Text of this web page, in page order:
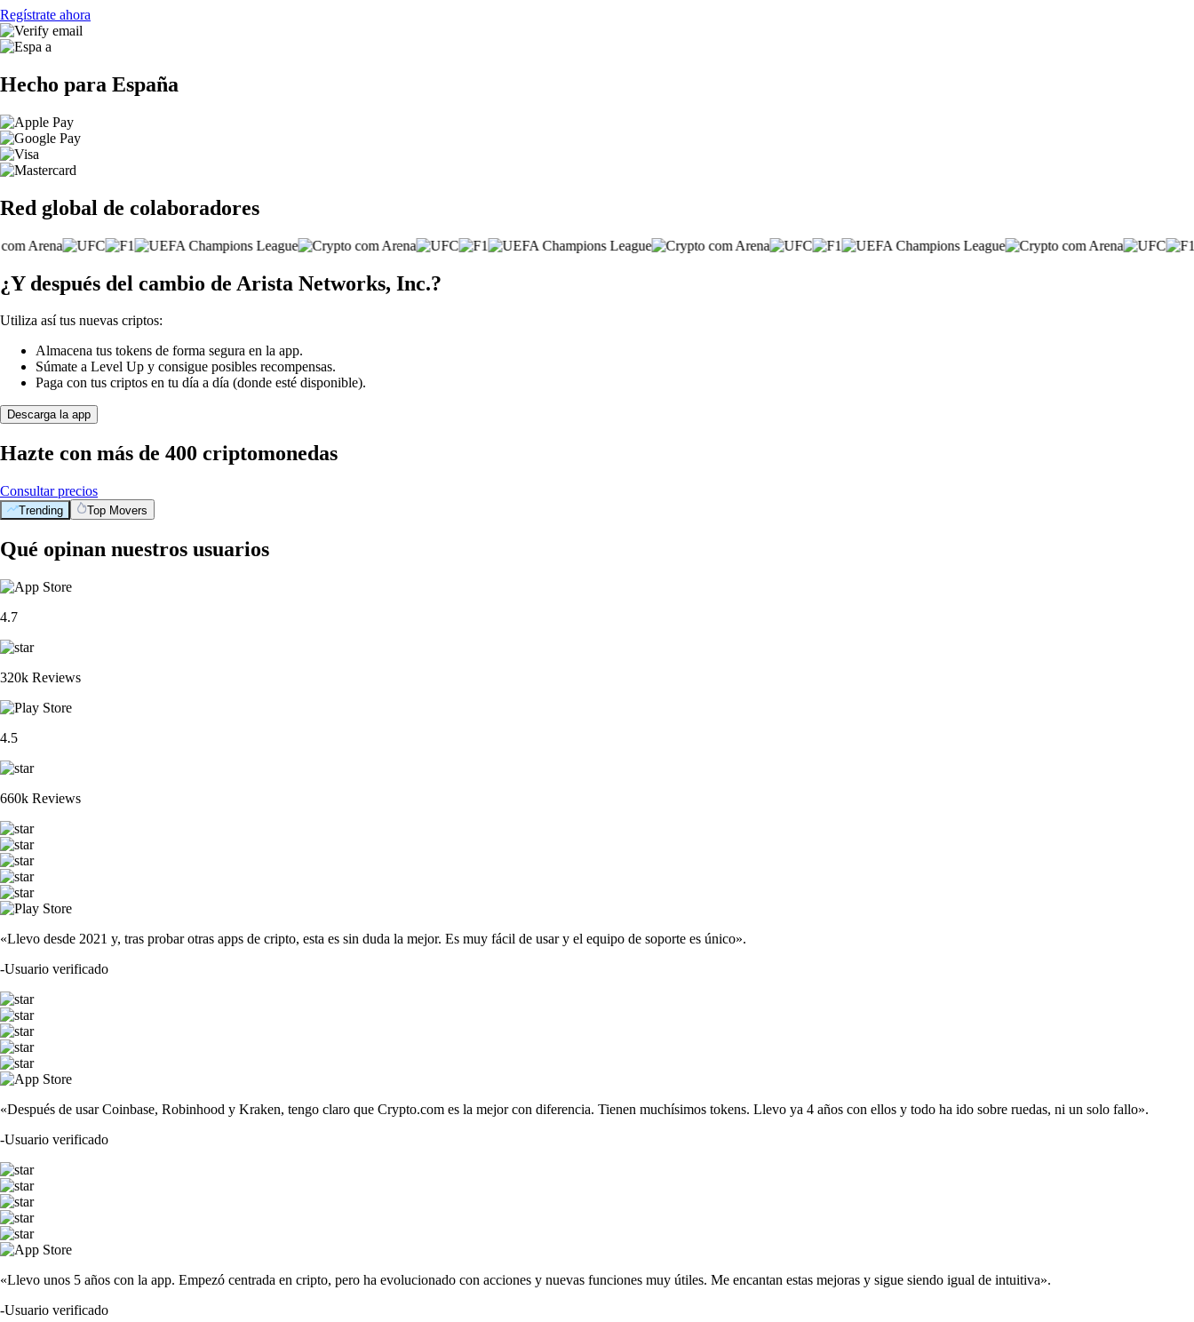
Regístrate ahora
Hecho para España
Red global de colaboradores
¿Y después del cambio de Arista Networks, Inc.?
Utiliza así tus nuevas criptos:
Almacena tus tokens de forma segura en la app.
Súmate a Level Up y consigue posibles recompensas.
Paga con tus criptos en tu día a día (donde esté disponible).
Descarga la app
Hazte con más de 400 criptomonedas
Consultar precios
Trending Top Movers
Qué opinan nuestros usuarios
4.7
320k Reviews
4.5
660k Reviews
«Llevo desde 2021 y, tras probar otras apps de cripto, esta es sin duda la mejor. Es muy fácil de usar y el equipo de soporte es único».
-Usuario verificado
«Después de usar Coinbase, Robinhood y Kraken, tengo claro que Crypto.com es la mejor con diferencia. Tienen muchísimos tokens. Llevo ya 4 años con ellos y todo ha ido sobre ruedas, ni un solo fallo».
-Usuario verificado
«Llevo unos 5 años con la app. Empezó centrada en cripto, pero ha evolucionado con acciones y nuevas funciones muy útiles. Me encantan estas mejoras y sigue siendo igual de intuitiva».
-Usuario verificado